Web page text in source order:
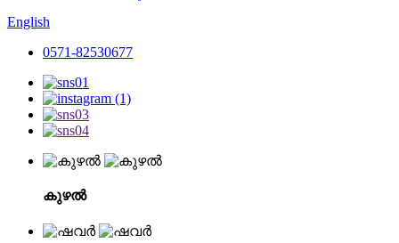
English
0571-82530677
കുഴൽ